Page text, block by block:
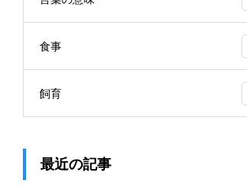
食事
飼育
最近の記事